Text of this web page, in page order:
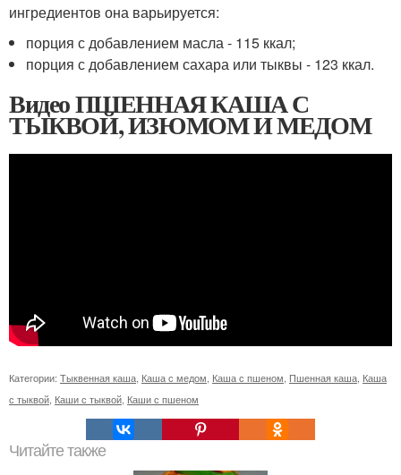
ингредиентов она варьируется:
порция с добавлением масла - 115 ккал;
порция с добавлением сахара или тыквы - 123 ккал.
Видео ПШЕННАЯ КАША С
ТЫКВОЙ, ИЗЮМОМ И МЕДОМ
Категории: Тыквенная каша Каша с медом Каша с пшеном Пшенная каша Каша
с тыквой Каши с тыквой Каши с пшеном
Читайте также